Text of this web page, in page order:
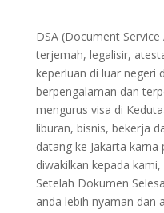
DSA (Document
terjemah, legalisir,
keperluan di luar negeri
berpengalaman dan
mengurus visa di
liburan, bisnis, bekerja
datang ke Jakarta karna
diwakilkan kepada
Setelah Dokumen
anda lebih nyaman dan